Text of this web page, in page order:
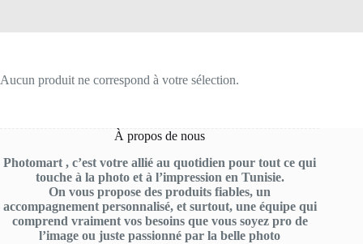
Aucun produit ne correspond à votre sélection.
À propos de nous
Photomart , c’est votre allié au quotidien pour tout ce qui
touche à la photo et à l’impression en Tunisie.
On vous propose des produits fiables, un
accompagnement personnalisé, et surtout, une équipe qui
comprend vraiment vos besoins que vous soyez pro de
l’image ou juste passionné par la belle photo